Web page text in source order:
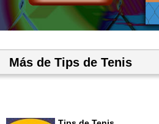
Más de Tips de Tenis